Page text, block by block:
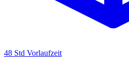
48 Std Vorlaufzeit